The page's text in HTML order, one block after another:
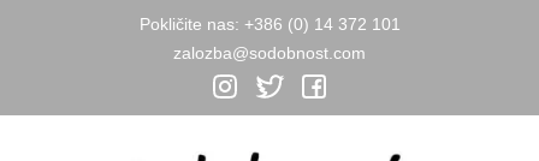
Pokličite nas: +386 (0) 14 372 101
zalozba@sodobnost.com